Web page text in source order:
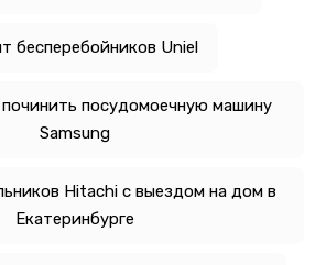
бесперебойников Uniel
посудомоечную машину
Samsung
Hitachi с выездом на дом в
Екатеринбурге